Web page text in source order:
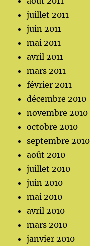
juillet 2011
juin 2011
mai 2011
avril 2011
mars 2011
février 2011
décembre 2010
novembre 2010
octobre 2010
septembre 2010
août 2010
juillet 2010
juin 2010
mai 2010
avril 2010
mars 2010
janvier 2010